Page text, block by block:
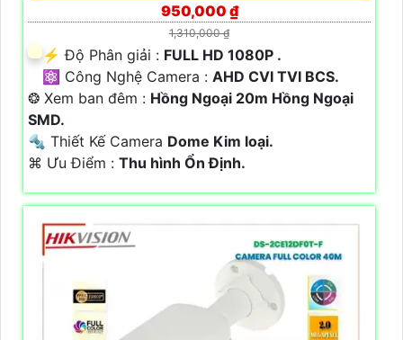
950,000 ₫
1,310,000 ₫
️⚡ Độ Phân giải : FULL HD 1080P .
⚛️ Công Nghệ Camera : AHD CVI TVI BCS.
❂ Xem ban đêm : Hồng Ngoại 20m Hồng Ngoại
SMD.
🔩 Thiết Kế Camera Dome Kim loại.
️⌘ Ưu Điểm : Thu hình Ổn Định.